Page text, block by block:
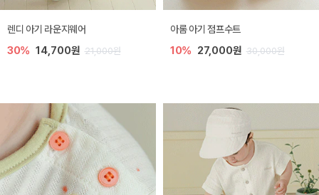
렌디 아기 라운지웨어
30% 14,700원 21,000원
아롬 아기 점프수트
10% 27,000원 30,000원